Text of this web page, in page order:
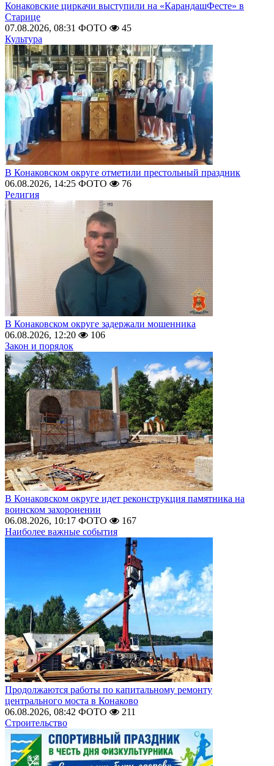
Конаковские циркачи выступили на «КарандашФесте» в
Старице
07.08.2026, 08:31 ФОТО
45
Культура
В Конаковском округе отметили престольный праздник
06.08.2026, 14:25 ФОТО
76
Религия
В Конаковском округе задержали мошенника
06.08.2026, 12:20
106
Закон и порядок
В Конаковском округе идет реконструкция памятника на
воинском захоронении
06.08.2026, 10:17 ФОТО
167
Наиболее важные события
Продолжаются работы по капитальному ремонту
центрального моста в Конаково
06.08.2026, 08:42 ФОТО
211
Строительство